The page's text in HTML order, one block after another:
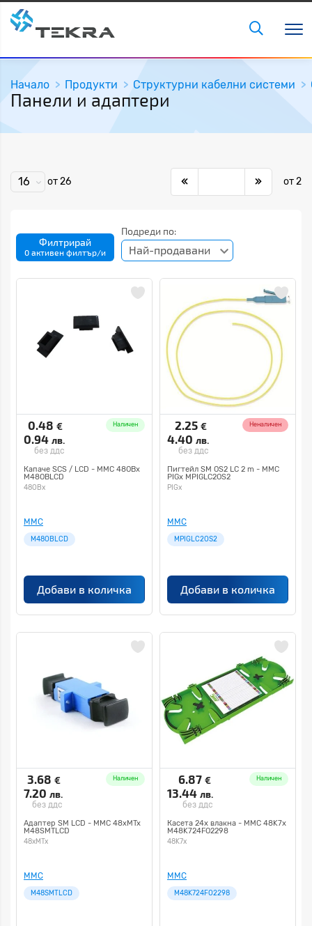
Начало Продукти Структурни кабелни системи
Панели и адаптери
16 от 26 от 2
Филтрирай
0 активен филтър/и
Подреди по:
Най-продавани
0.48 €
0.94 лв.
без ддс
Наличен
Капаче SCS / LCD - MMC 48OBx
M48OBLCD
48OBx
MMC
M48OBLCD
Добави в количка
2.25 €
4.40 лв.
без ддс
Неналичен
Пигтейл SM OS2 LC 2 m - MMC
PIGx MPIGLC2OS2
PIGx
MMC
MPIGLC2OS2
Добави в количка
3.68 €
7.20 лв.
без ддс
Наличен
Адаптер SМ LCD - MMC 48xMTx
M48SMTLCD
48xMTx
MMC
M48SMTLCD
6.87 €
13.44 лв.
без ддс
Наличен
Касета 24x влакна - MMC 48K7x
M48K724FO2298
48K7x
MMC
M48K724FO2298